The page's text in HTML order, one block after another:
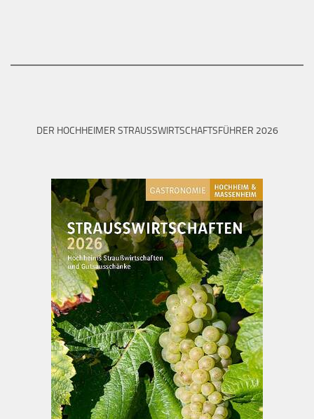
DER HOCHHEIMER STRAUSSWIRTSCHAFTSFÜHRER 2026